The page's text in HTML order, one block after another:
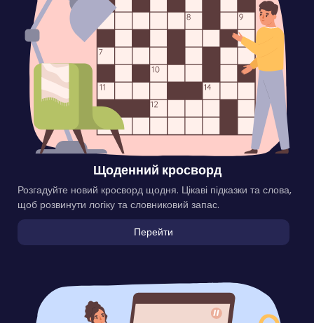
Щоденний кросворд
Розгадуйте новий кросворд щодня. Цікаві підказки та слова,
щоб розвинути логіку та словниковий запас.
Перейти